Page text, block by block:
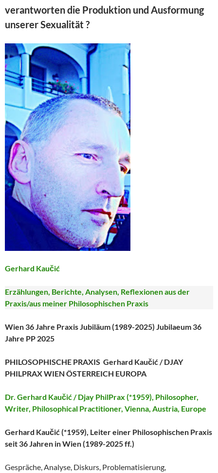
verantworten die Produktion und Ausformung
unserer Sexualität ?
Gerhard Kaučić
Erzählungen, Berichte, Analysen, Reflexionen aus der
Praxis/aus meiner Philosophischen Praxis
Wien 36 Jahre Praxis Jubiläum (1989-2025) Jubilaeum 36
Jahre PP 2025
PHILOSOPHISCHE PRAXIS Gerhard Kaučić / DJAY
PHILPRAX WIEN ÖSTERREICH EUROPA
Dr. Gerhard Kaučić / Djay PhilPrax (*1959), Philosopher,
Writer, Philosophical Practitioner, Vienna, Austria, Europe
Gerhard Kaučić (*1959), Leiter einer Philosophischen Praxis
seit 36 Jahren in Wien (1989-2025 ff.)
Gespräche, Analyse, Diskurs, Problematisierung,